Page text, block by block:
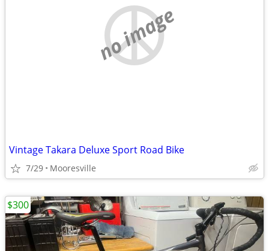
no image
Vintage Takara Deluxe Sport Road Bike
7/29 Mooresville
$300